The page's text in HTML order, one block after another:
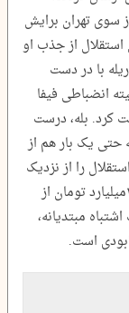
سوی تهران برایش
از جذب او
با در دست
انضباطی فیفا
ثبت کرد. بله، درست
که حتی یک بار هم از
را از نزدیک
ندید و هیچ خدمتی به این باشگاه ارائه نداد. ۳۰۰‌میلیارد تومان از
مبتدیانه،
است.